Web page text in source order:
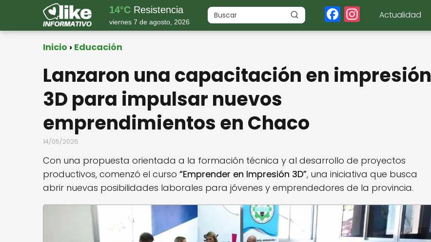
14°C Resistencia
viernes 7 de agosto, 2026 F
a
b
In
st
r
a
Actualidad
Inicio Educación
Lanzaron una capacitación en impresión
3D para impulsar nuevos
emprendimientos en Chaco
14/05/2026
Con una propuesta orientada a la formación técnica y al desarrollo de proyectos
productivos, comenzó el curso “Emprender en Impresión 3D”, una iniciativa que busca
abrir nuevas posibilidades laborales para jóvenes y emprendedores de la provincia.